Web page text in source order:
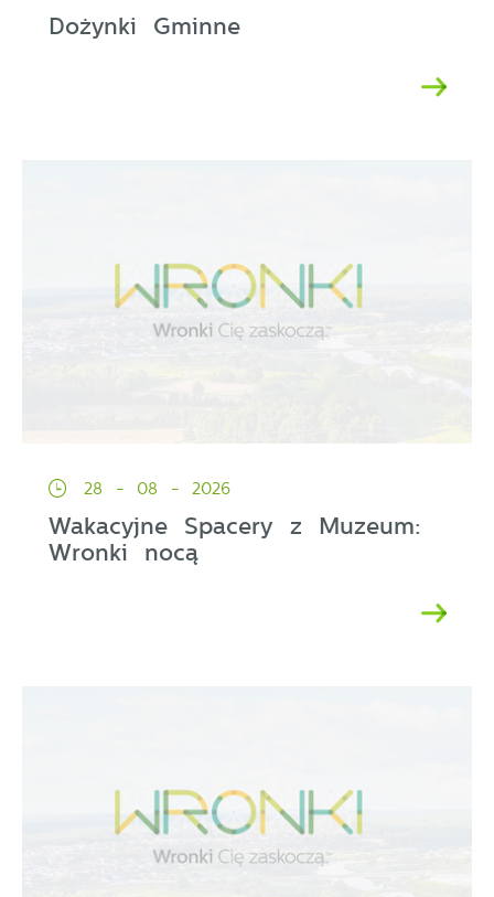
Dożynki Gminne
28 - 08 - 2026
Wakacyjne Spacery z Muzeum:
Wronki nocą